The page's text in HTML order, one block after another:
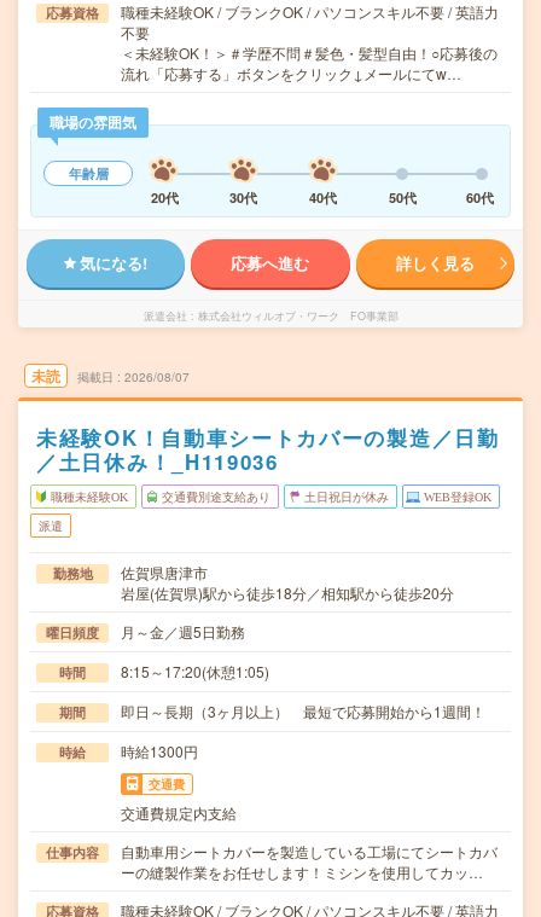
応募資格
職種未経験OK / ブランクOK / パソコンスキル不要 / 英語力
不要
＜未経験OK！＞＃学歴不問＃髪色・髪型自由！○応募後の
流れ「応募する」ボタンをクリック↓メールにてw…
職場の雰囲気
年齢層
20代
30代 40代 50代 60代
気になる! 応募へ進む 詳しく見る
派遣会社 株式会社ウィルオブ・ワーク FO事業部
未読 掲載日 2026/08/07
未経験OK！自動車シートカバーの製造／日勤
／土日休み！_H119036
職種未経験OK 交通費別途支給あり 土日祝日が休み WEB登録OK
派遣
勤務地
佐賀県唐津市
岩屋(佐賀県)駅から徒歩18分／相知駅から徒歩20分
曜日頻度 月～金／週5日勤務
時間 8:15～17:20(休憩1:05)
期間 即日～長期（3ヶ月以上） 最短で応募開始から1週間！
時給 時給1300円
交通費
交通費規定内支給
仕事内容
自動車用シートカバーを製造している工場にてシートカバ
ーの縫製作業をお任せします！ミシンを使用してカッ…
応募資格 職種未経験OK / ブランクOK / パソコンスキル不要 / 英語力